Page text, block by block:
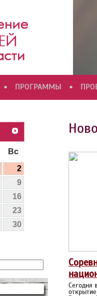
• ПРОГРАММЫ •
Вс
2
9
16
23
30
Сегодня